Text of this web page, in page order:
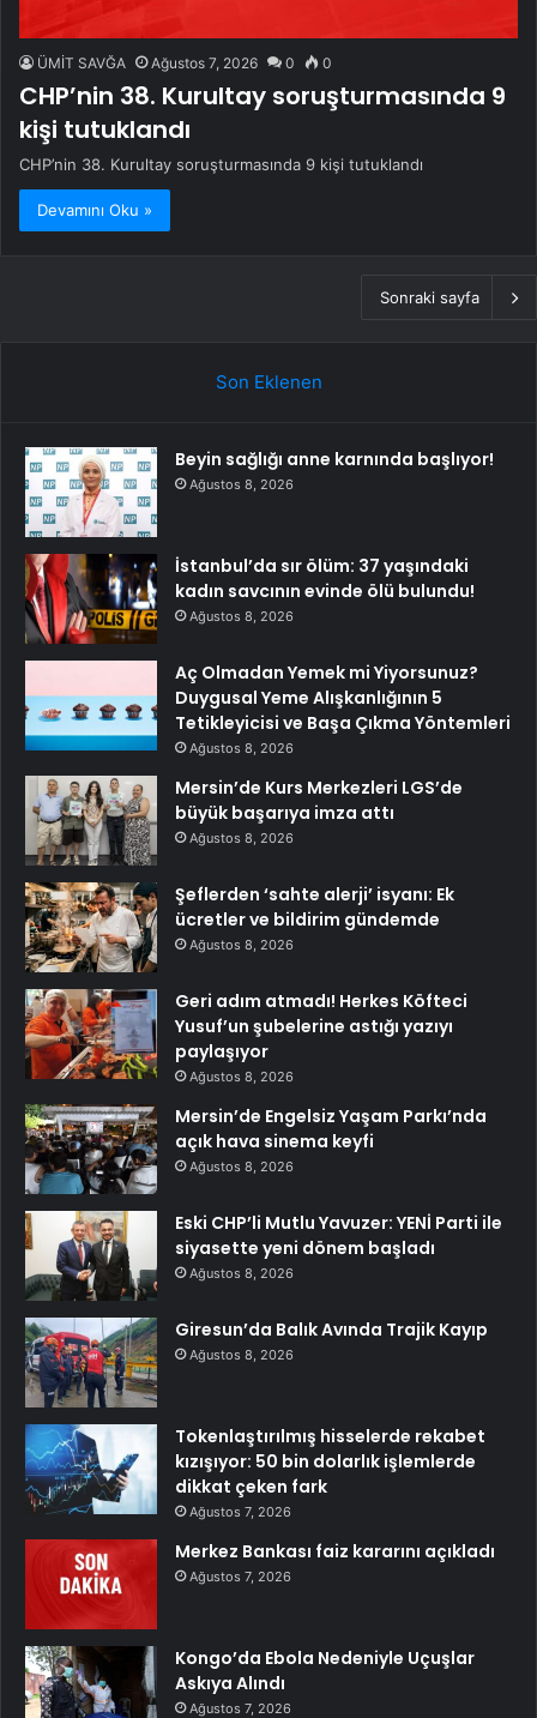
ÜMİT SAVĞA Ağustos 7, 2026 0 0
CHP’nin 38. Kurultay soruşturmasında 9
kişi tutuklandı
CHP’nin 38. Kurultay soruşturmasında 9 kişi tutuklandı
Devamını Oku »
Sonraki sayfa
Son Eklenen
Beyin sağlığı anne karnında başlıyor!
Ağustos 8, 2026
İstanbul’da sır ölüm: 37 yaşındaki
kadın savcının evinde ölü bulundu!
Ağustos 8, 2026
Aç Olmadan Yemek mi Yiyorsunuz?
Duygusal Yeme Alışkanlığının 5
Tetikleyicisi ve Başa Çıkma Yöntemleri
Ağustos 8, 2026
Mersin’de Kurs Merkezleri LGS’de
büyük başarıya imza attı
Ağustos 8, 2026
Şeflerden ‘sahte alerji’ isyanı: Ek
ücretler ve bildirim gündemde
Ağustos 8, 2026
Geri adım atmadı! Herkes Köfteci
Yusuf’un şubelerine astığı yazıyı
paylaşıyor
Ağustos 8, 2026
Mersin’de Engelsiz Yaşam Parkı’nda
açık hava sinema keyfi
Ağustos 8, 2026
Eski CHP’li Mutlu Yavuzer: YENİ Parti ile
siyasette yeni dönem başladı
Ağustos 8, 2026
Giresun’da Balık Avında Trajik Kayıp
Ağustos 8, 2026
Tokenlaştırılmış hisselerde rekabet
kızışıyor: 50 bin dolarlık işlemlerde
dikkat çeken fark
Ağustos 7, 2026
Merkez Bankası faiz kararını açıkladı
Ağustos 7, 2026
Kongo’da Ebola Nedeniyle Uçuşlar
Askıya Alındı
Ağustos 7, 2026